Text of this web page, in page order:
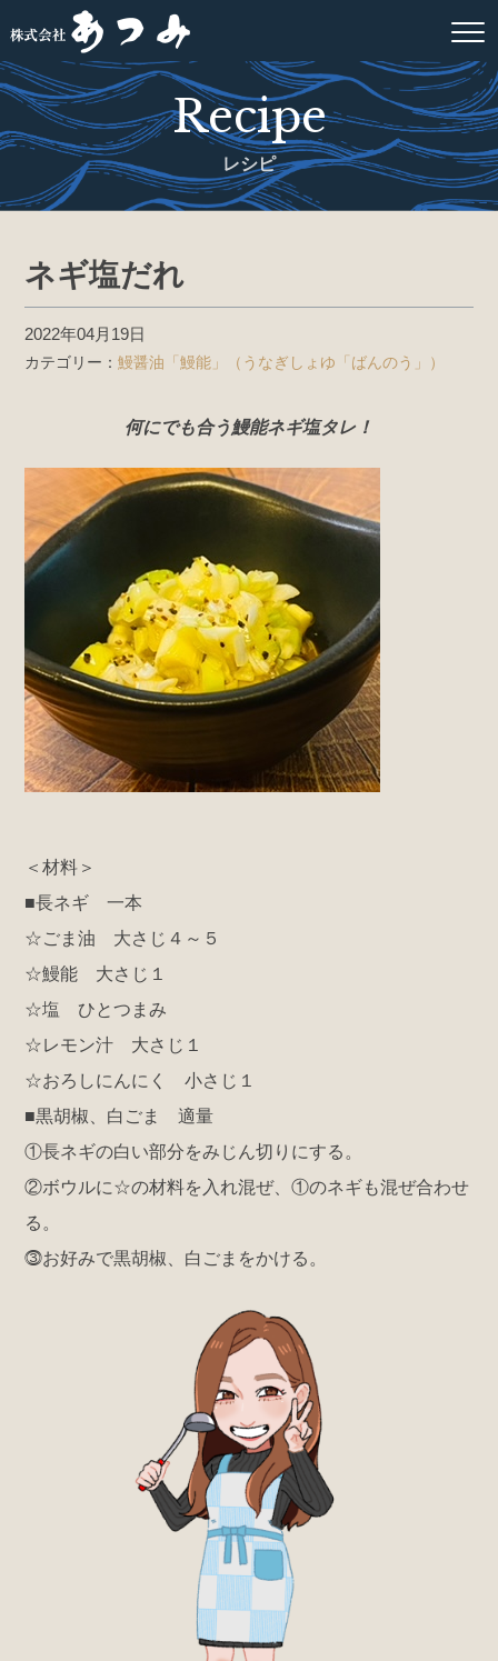
Recipe
レシピ
ネギ塩だれ
2022年04月19日
カテゴリー：鰻醤油「鰻能」（うなぎしょゆ「ばんのう」）
何にでも合う鰻能ネギ塩タレ！
＜材料＞
■長ネギ 一本
☆ごま油 大さじ４～５
☆鰻能 大さじ１
☆塩 ひとつまみ
☆レモン汁 大さじ１
☆おろしにんにく 小さじ１
■黒胡椒、白ごま 適量
①長ネギの白い部分をみじん切りにする。
②ボウルに☆の材料を入れ混ぜ、①のネギも混ぜ合わせ
る。
⓷お好みで黒胡椒、白ごまをかける。